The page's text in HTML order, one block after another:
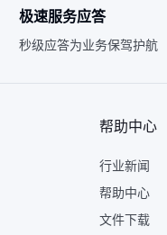
极速服务应答
秒级应答为业务保驾护航
帮助中心
行业新闻
帮助中心
文件下载